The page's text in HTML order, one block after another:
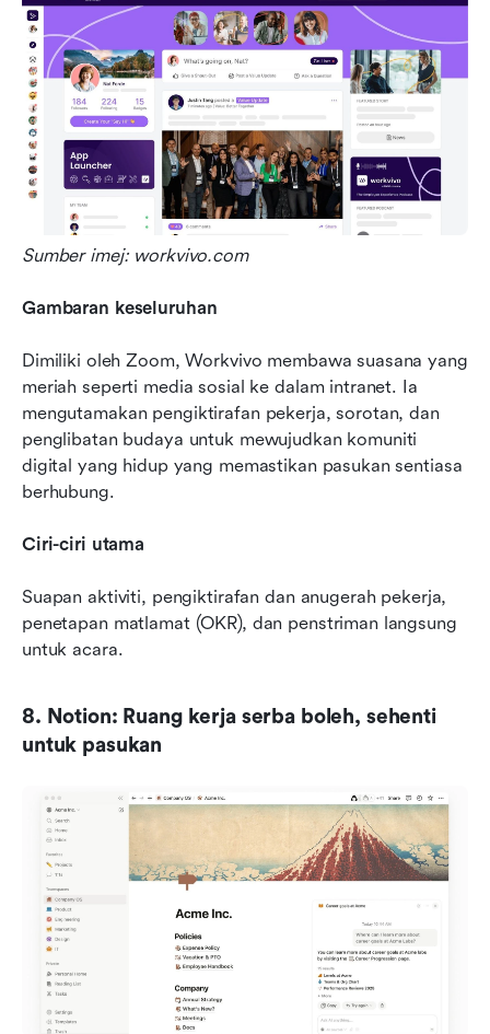
Sumber imej: workvivo.com
Gambaran keseluruhan
Dimiliki oleh Zoom, Workvivo membawa suasana yang
meriah seperti media sosial ke dalam intranet. Ia
mengutamakan pengiktirafan pekerja, sorotan, dan
penglibatan budaya untuk mewujudkan komuniti
digital yang hidup yang memastikan pasukan sentiasa
berhubung.
Ciri-ciri utama
Suapan aktiviti, pengiktirafan dan anugerah pekerja,
penetapan matlamat (OKR), dan penstriman langsung
untuk acara.
8. Notion: Ruang kerja serba boleh, sehenti
untuk pasukan